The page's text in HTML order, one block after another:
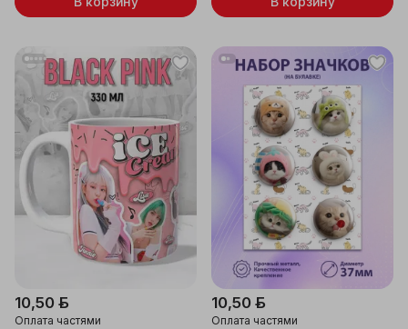
10,50 ƃ
Оплата частями
10,50 ƃ
Оплата частями